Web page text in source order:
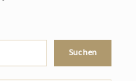
Suchen